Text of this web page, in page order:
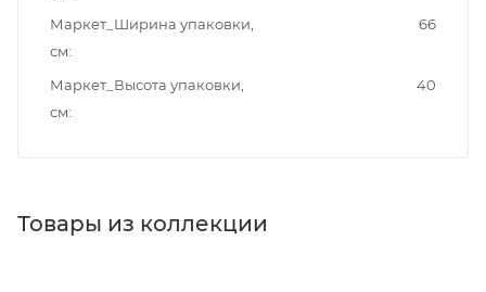
Маркет_Ширина упаковки,
см
66
Маркет_Высота упаковки,
см
40
Товары из коллекции